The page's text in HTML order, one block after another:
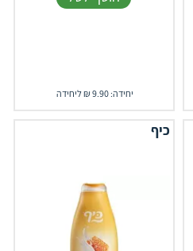
יחידה: 9.90 ₪ ליחידה
כיף